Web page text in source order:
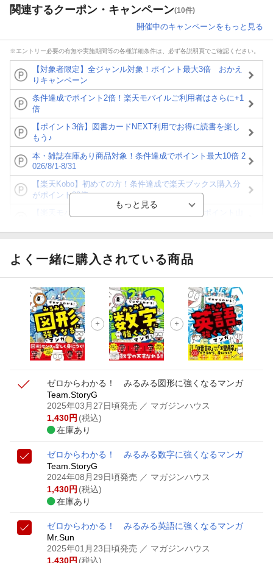
関連するクーポン・キャンペーン(10件)
開催中のキャンペーンをもっと見る
※エントリー必要の有無や実施期間等の各種詳細条件は、必ず各説明頁でご確認ください。
【対象者限定】全ジャンル対象！ポイント最大3倍 おかえ
りキャンペーン
条件達成でポイント2倍！楽天モバイルご利用者はさらに+1
倍
【ポイント3倍】図書カードNEXT利用でお得に読書を楽し
もう♪
本・雑誌在庫あり商品対象！条件達成でポイント最大10倍 2
026/8/1-8/31
【楽天Kobo】初めての方！条件達成で楽天ブックス購入分
がポイント20倍
ト山分け
エントリー＆3,000円以上購入で無料データSIM（3GB/月プ
ラン）が当たる！
楽天モバイル紹介キャンペーンの拡散で300円OFFクーポン
進呈
よく一緒に購入されている商品
ゼロからわかる！ みるみる図形に強くなるマンガ
Team.StoryG
2025年03月27日頃発売 ／ マガジンハウス
1,430円 (税込)
在庫あり
ゼロからわかる！ みるみる数字に強くなるマンガ
Team.StoryG
2024年08月29日頃発売 ／ マガジンハウス
1,430円 (税込)
在庫あり
ゼロからわかる！ みるみる英語に強くなるマンガ
Mr.Sun
2025年01月23日頃発売 ／ マガジンハウス
1,430円 (税込)